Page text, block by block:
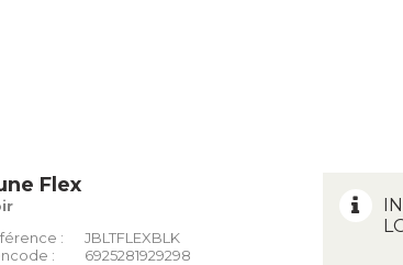
Flex
:
JBLTFLEXBLK
:
6925281929298